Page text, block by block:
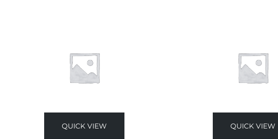
QUICK VIEW QUICK VIEW